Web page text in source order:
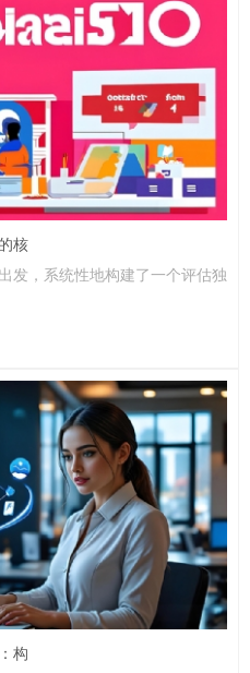
核
发，系统性地构建了一个评估独
构